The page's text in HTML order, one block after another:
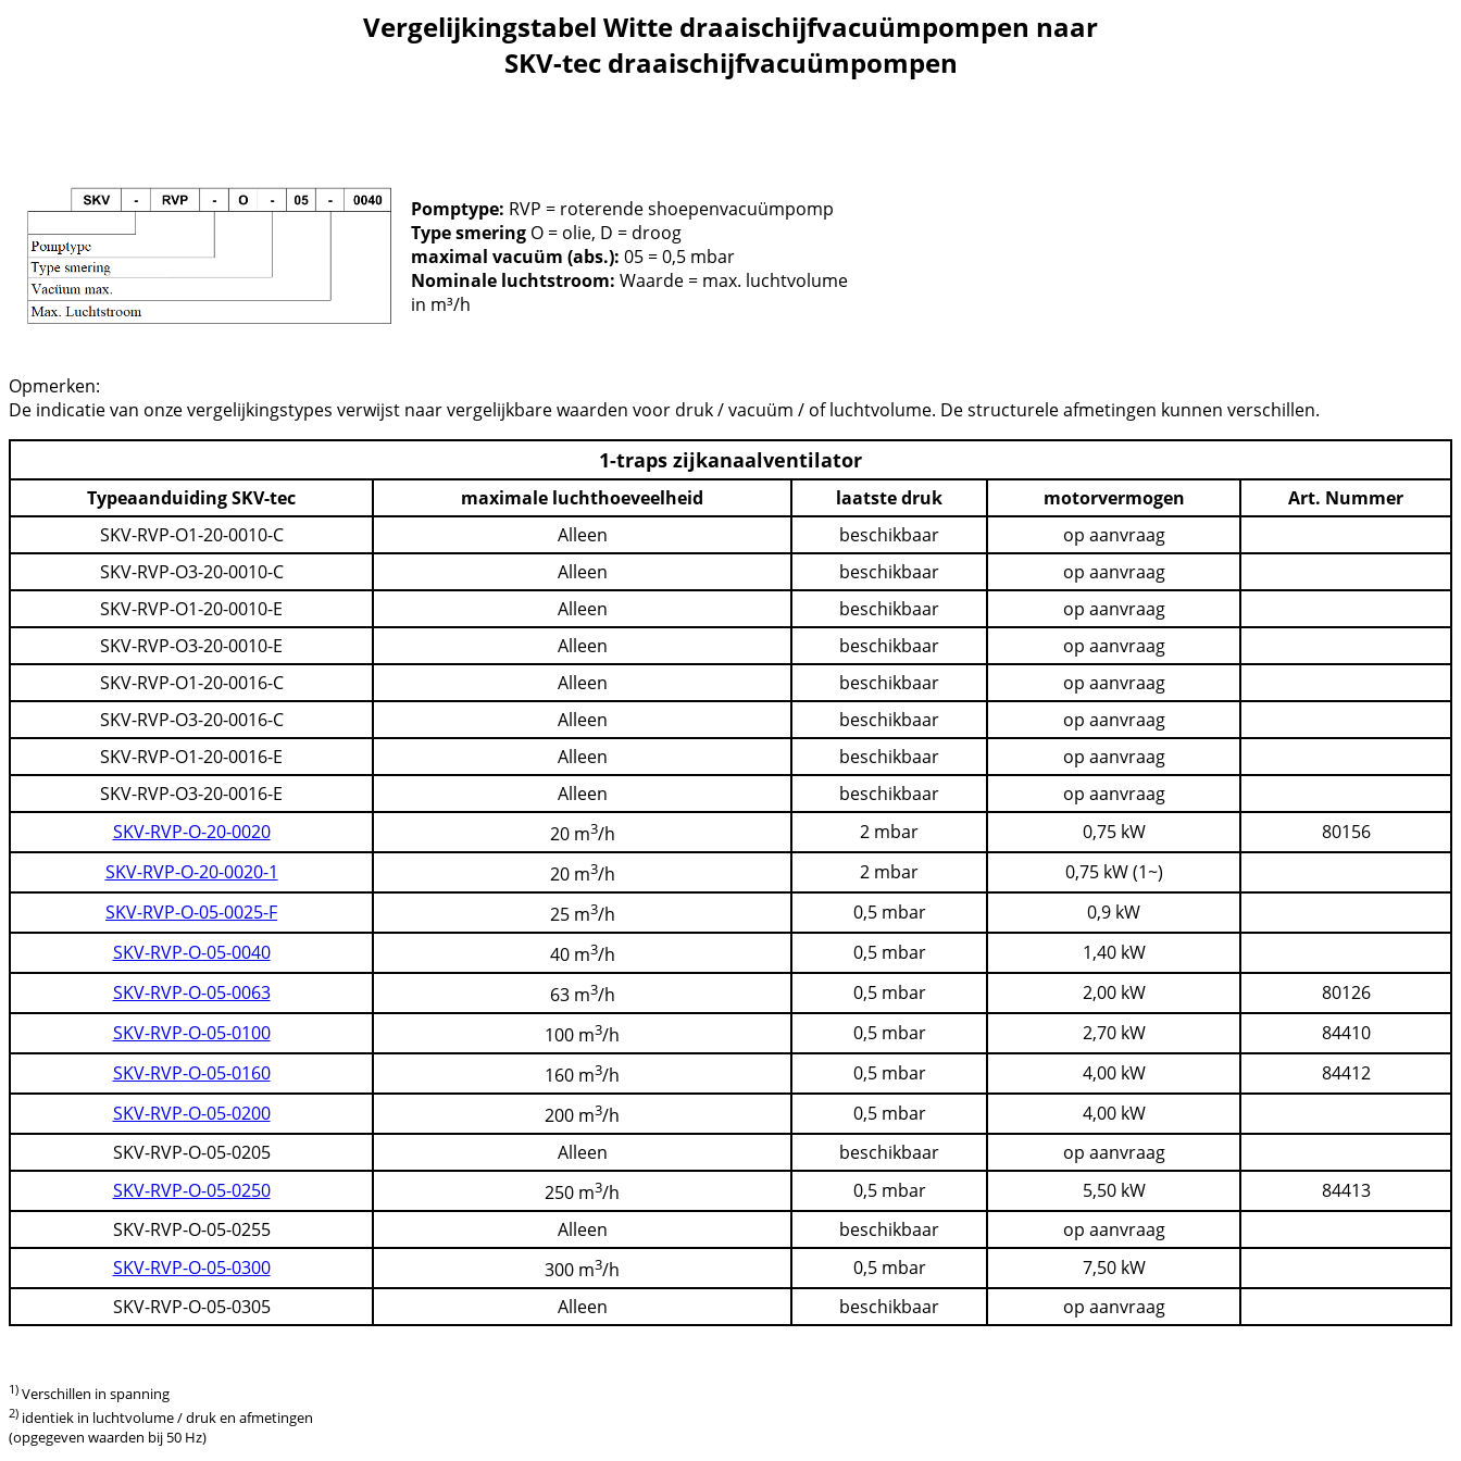
Vergelijkingstabel Witte draaischijfvacuümpompen naar
SKV-tec draaischijfvacuümpompen
Pomptype: RVP = roterende shoepenvacuümpomp
Type smering O = olie, D = droog
maximal vacuüm (abs.): 05 = 0,5 mbar
Nominale luchtstroom: Waarde = max. luchtvolume
in m³/h
Opmerken:
De indicatie van onze vergelijkingstypes verwijst naar vergelijkbare waarden voor druk / vacuüm / of luchtvolume. De structurele afmetingen kunnen verschillen.
1-traps zijkanaalventilator
Typeaanduiding SKV-tec maximale luchthoeveelheid laatste druk motorvermogen
Art. Nummer
SKV-RVP-O1-20-0010-C
Alleen beschikbaar
op aanvraag
SKV-RVP-O3-20-0010-C
Alleen beschikbaar
op aanvraag
SKV-RVP-O1-20-0010-E
Alleen beschikbaar
op aanvraag
SKV-RVP-O3-20-0010-E
Alleen beschikbaar
op aanvraag
SKV-RVP-O1-20-0016-C
Alleen beschikbaar
op aanvraag
SKV-RVP-O3-20-0016-C
Alleen beschikbaar
op aanvraag
SKV-RVP-O1-20-0016-E
Alleen beschikbaar
op aanvraag
SKV-RVP-O3-20-0016-E
Alleen beschikbaar
op aanvraag
SKV-RVP-O-20-0020
20 m3/h 2 mbar 0,75 kW
80156
SKV-RVP-O-20-0020-1
20 m3/h 2 mbar
0,75 kW (1~)
SKV-RVP-O-05-0025-F
25 m3/h 0,5 mbar
0,9 kW
SKV-RVP-O-05-0040
40 m3/h 0,5 mbar
1,40 kW
SKV-RVP-O-05-0063
63 m3/h 0,5 mbar 2,00 kW
80126
SKV-RVP-O-05-0100
100 m3/h 0,5 mbar 2,70 kW
84410
SKV-RVP-O-05-0160
160 m3/h 0,5 mbar 4,00 kW
84412
SKV-RVP-O-05-0200
200 m3/h 0,5 mbar
4,00 kW
SKV-RVP-O-05-0205
Alleen beschikbaar
op aanvraag
SKV-RVP-O-05-0250
250 m3/h 0,5 mbar 5,50 kW
84413
SKV-RVP-O-05-0255
Alleen beschikbaar
op aanvraag
SKV-RVP-O-05-0300
300 m3/h 0,5 mbar
7,50 kW
SKV-RVP-O-05-0305
Alleen beschikbaar op aanvraag
1) Verschillen in spanning
2) identiek in luchtvolume / druk en afmetingen
(opgegeven waarden bij 50 Hz)